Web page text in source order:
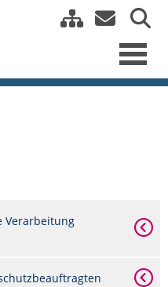
Verarbeitung